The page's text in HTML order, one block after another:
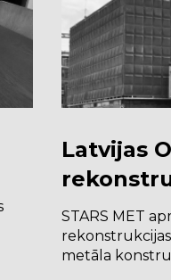
Latvijas
STARS MET
metāla